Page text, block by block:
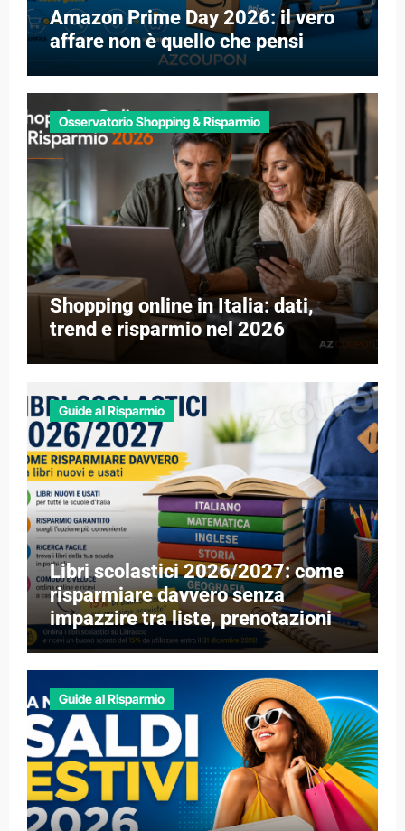
Amazon Prime Day 2026: il vero
affare non è quello che pensi
Osservatorio Shopping & Risparmio
Shopping online in Italia: dati,
trend e risparmio nel 2026
Guide al Risparmio
Libri scolastici 2026/2027: come
risparmiare davvero senza
impazzire tra liste, prenotazioni e
libri esauriti
Guide al Risparmio